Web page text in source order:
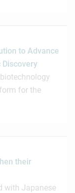
to Advance
for the
their
with Japanese